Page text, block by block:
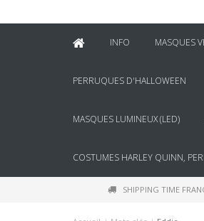
INFO MASQUES
PERRUQUES D'HALLOWEEN
MASQUES LUMINEUX (LED)
COSTUMES HARLEY QUINN,
SHIPPING TIME